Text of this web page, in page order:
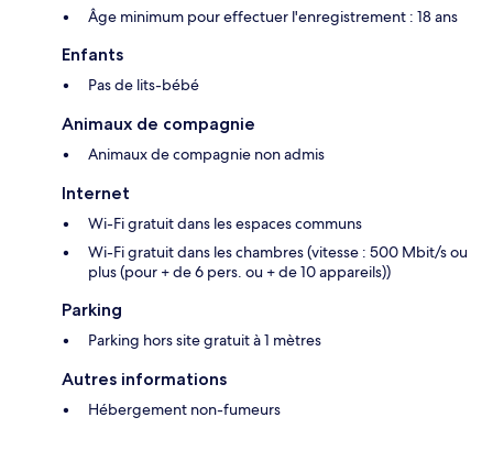
Âge minimum pour effectuer l'enregistrement : 18 ans
Enfants
Pas de lits-bébé
Animaux de compagnie
Animaux de compagnie non admis
Internet
Wi-Fi gratuit dans les espaces communs
Wi-Fi gratuit dans les chambres (vitesse : 500 Mbit/s ou
plus (pour + de 6 pers. ou + de 10 appareils))
Parking
Parking hors site gratuit à 1 mètres
Autres informations
Hébergement non-fumeurs